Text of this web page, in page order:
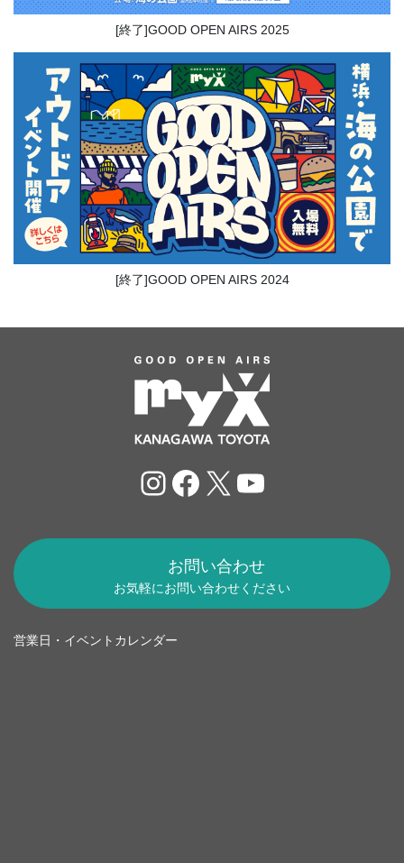
[終了]GOOD OPEN AIRS 2025
[終了]GOOD OPEN AIRS 2024
Instagram
Facebook
X YouTube
お問い合わせ
お気軽にお問い合わせください
営業日・イベントカレンダー